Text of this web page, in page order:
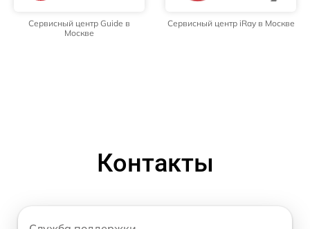
Сервисный центр Guide в
Москве
Сервисный центр iRay в Москве
Контакты